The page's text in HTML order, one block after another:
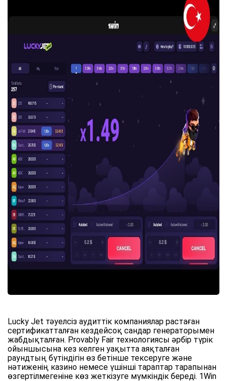
Lucky Jet тәуелсіз аудиттік компаниялар растаған
сертификатталған кездейсоқ сандар генераторымен
жабдықталған. Provably Fair технологиясы әрбір түрік
ойыншысына кез келген уақытта аяқталған
раундтың бүтіндігін өз бетінше тексеруге және
нәтиженің казино немесе үшінші тараптар тарапынан
өзгертілмегеніне көз жеткізуге мүмкіндік береді. 1Win